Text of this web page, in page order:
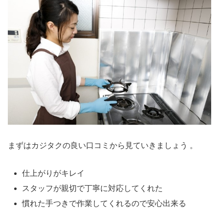
まずはカジタクの良い口コミから見ていきましょう 。
仕上がりがキレイ
スタッフが親切で丁寧に対応してくれた
慣れた手つきで作業してくれるので安心出来る